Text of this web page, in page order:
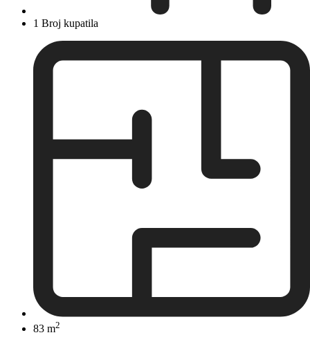
1 Broj kupatila
83 m2